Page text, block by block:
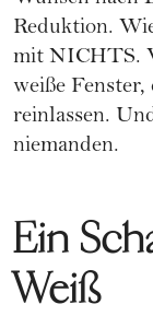
Reduktion.
mit NICHTS.
weiße
reinlassen.
niemanden.
Ein
Weiß